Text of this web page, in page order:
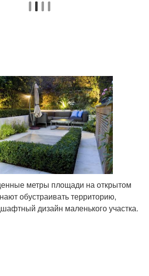
метры площади на открытом
обустраивать территорию,
дизайн маленького участка.